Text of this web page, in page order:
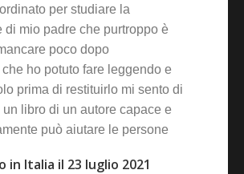
per studiare la
di mio padre che purtroppo è
poco dopo
ho potuto fare leggendo e
prima di restituirlo mi sento di
libro di un autore capace e
può aiutare le persone
in Italia il 23 luglio 2021